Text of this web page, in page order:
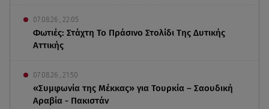
07.08.26 , 22:05
Φωτιές: Στάχτη Το Πράσινο Στολίδι Της Δυτικής
Αττικής
07.08.26 , 21:50
«Συμφωνία της Μέκκας» για Τουρκία – Σαουδική
Αραβία - Πακιστάν